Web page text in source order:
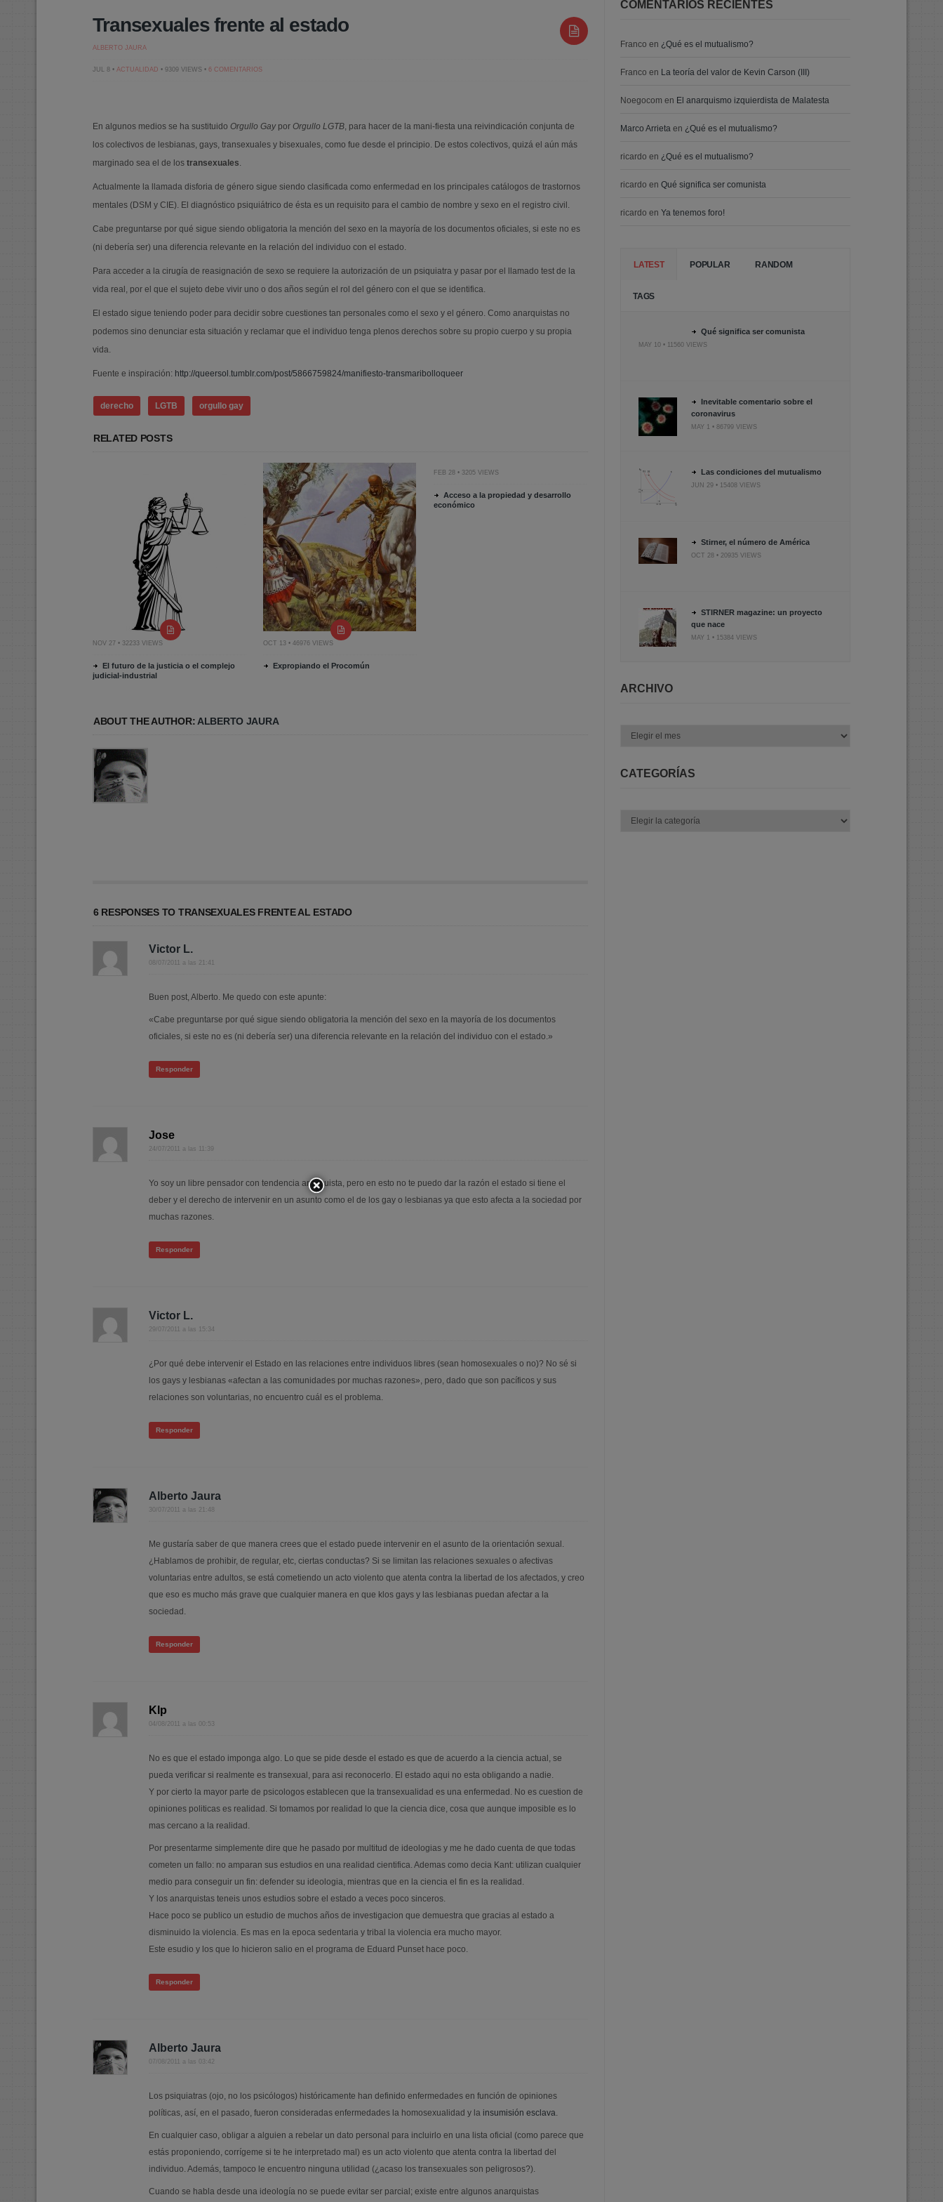
Transexuales frente al estado
ALBERTO JAURA
JUL 8 • ACTUALIDAD • 9309 VIEWS • 6 COMENTARIOSEN
En algunos medios se ha sustituido Orgullo Gaypor Orgullo LGTB, para hacer de la mani-fiesta una reivindicación conjunta de
los colectivos de lesbianas, gays, transexuales y bisexuales, como fue desde el principio. De estos colectivos, quizá el aún más
marginado sea el de los transexuales.
Actualmente la llamada disforia de género sigue siendo clasificada como enfermedad en los principales catálogos de trastornos
mentales (DSM y CIE). El diagnóstico psiquiátrico de ésta es un requisito para el cambio de nombre y sexo en el registro civil.
Cabe preguntarse por qué sigue siendo obligatoria la mención del sexo en la mayoría de los documentos oficiales, si este no es
(ni debería ser) una diferencia relevante en la relación del individuo con el estado.
Para acceder a la cirugía de reasignación de sexo se requiere la autorización de un psiquiatra y pasar por el llamado test de la
vida real, por el que el sujeto debe vivir uno o dos años según el rol del género con el que se identifica.
El estado sigue teniendo poder para decidir sobre cuestiones tan personales como el sexo y el género. Como anarquistas no
podemos sino denunciar esta situación y reclamar que el individuo tenga plenos derechos sobre su propio cuerpo y su propia
vida.
Fuente e inspiración: http://queersol.tumblr.com/post/5866759824/manifiesto-transmaribolloqueer
derecho LGTB orgullo gay
RELATED POSTS
NOV 27 • 32233 VIEWS
El futuro de la justicia o el complejo
judicial-industrial
OCT 13 • 46976 VIEWS
Expropiando el Procomún
FEB 28 • 3205 VIEWS
Acceso a la propiedad y desarrollo
económico
ABOUT THE AUTHOR: ALBERTO JAURA
6 RESPONSES TO TRANSEXUALES FRENTE AL ESTADO
Victor L.
08/07/2011 a las 21:41
Buen post, Alberto. Me quedo con este apunte:
«Cabe preguntarse por qué sigue siendo obligatoria la mención del sexo en la mayoría de los documentos
oficiales, si este no es (ni debería ser) una diferencia relevante en la relación del individuo con el estado.»
Responder
Jose
24/07/2011 a las 11:39
Yo soy un libre pensador con tendencia anarquista, pero en esto no te puedo dar la razón el estado si tiene el
deber y el derecho de intervenir en un asunto como el de los gay o lesbianas ya que esto afecta a la sociedad por
muchas razones.
Responder
Victor L.
29/07/2011 a las 15:34
¿Por qué debe intervenir el Estado en las relaciones entre individuos libres (sean homosexuales o no)? No sé si
los gays y lesbianas «afectan a las comunidades por muchas razones», pero, dado que son pacíficos y sus
relaciones son voluntarias, no encuentro cuál es el problema.
Responder
Alberto Jaura
30/07/2011 a las 21:48
Me gustaría saber de que manera crees que el estado puede intervenir en el asunto de la orientación sexual.
¿Hablamos de prohibir, de regular, etc, ciertas conductas? Si se limitan las relaciones sexuales o afectivas
voluntarias entre adultos, se está cometiendo un acto violento que atenta contra la libertad de los afectados, y creo
que eso es mucho más grave que cualquier manera en que klos gays y las lesbianas puedan afectar a la
sociedad.
Responder
Klp
04/08/2011 a las 00:53
No es que el estado imponga algo. Lo que se pide desde el estado es que de acuerdo a la ciencia actual, se
pueda verificar si realmente es transexual, para asi reconocerlo. El estado aqui no esta obligando a nadie.
Y por cierto la mayor parte de psicologos establecen que la transexualidad es una enfermedad. No es cuestion de
opiniones politicas es realidad. Si tomamos por realidad lo que la ciencia dice, cosa que aunque imposible es lo
mas cercano a la realidad.
Por presentarme simplemente dire que he pasado por multitud de ideologias y me he dado cuenta de que todas
cometen un fallo: no amparan sus estudios en una realidad cientifica. Ademas como decia Kant: utilizan cualquier
medio para conseguir un fin: defender su ideologia, mientras que en la ciencia el fin es la realidad.
Y los anarquistas teneis unos estudios sobre el estado a veces poco sinceros.
Hace poco se publico un estudio de muchos años de investigacion que demuestra que gracias al estado a
disminuido la violencia. Es mas en la epoca sedentaria y tribal la violencia era mucho mayor.
Este esudio y los que lo hicieron salio en el programa de Eduard Punset hace poco.
Responder
Alberto Jaura
07/08/2011 a las 03:42
Los psiquiatras (ojo, no los psicólogos) históricamente han definido enfermedades en función de opiniones
políticas, así, en el pasado, fueron consideradas enfermedades la homosexualidad y la insumisión esclava.
En cualquier caso, obligar a alguien a rebelar un dato personal para incluirlo en una lista oficial (como parece que
estás proponiendo, corrígeme si te he interpretado mal) es un acto violento que atenta contra la libertad del
individuo. Además, tampoco le encuentro ninguna utilidad (¿acaso los transexuales son peligrosos?).
Cuando se habla desde una ideología no se puede evitar ser parcial; existe entre algunos anarquistas
COMENTARIOS RECIENTES
Franco en ¿Qué es el mutualismo?
Franco en La teoría del valor de Kevin Carson (III)
Noegocom en El anarquismo izquierdista de Malatesta
Marco Arrieta en ¿Qué es el mutualismo?
ricardo en ¿Qué es el mutualismo?
ricardo enQué significa ser comunista
ricardo enYa tenemos foro!
LATEST POPULAR RANDOM
TAGS
Qué significa ser comunista
MAY 10 • 11560 VIEWS
Inevitable comentario sobre el
coronavirus
MAY 1 • 86799 VIEWS
Las condiciones del mutualismo
JUN 29 • 15408 VIEWS
Stirner, el número de América
OCT 28 • 20935 VIEWS
STIRNER magazine: un proyecto
que nace
MAY 1 • 15384 VIEWS
ARCHIVO
CATEGORÍAS